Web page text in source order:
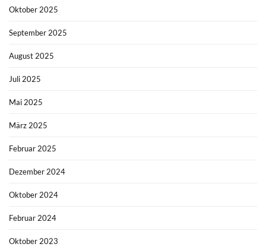
Oktober 2025
September 2025
August 2025
Juli 2025
Mai 2025
März 2025
Februar 2025
Dezember 2024
Oktober 2024
Februar 2024
Oktober 2023